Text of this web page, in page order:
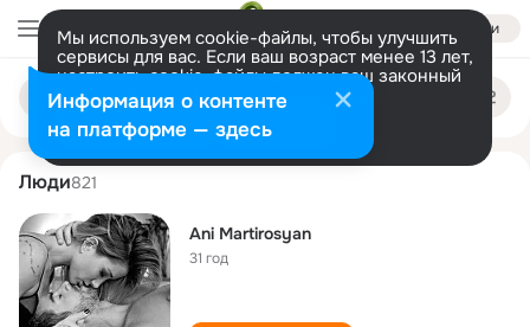
Войти
Мы используем cookie-файлы, чтобы улучшить
сервисы для вас. Если ваш возраст менее 13 лет,
настроить cookie-файлы должен ваш законный
представитель. Больше информации
Разрешить все Настроить
Поиск
людям
ani martirosyan
Люди821
Ani Martirosyan
31 год
Информация о контенте
на платформе — здесь